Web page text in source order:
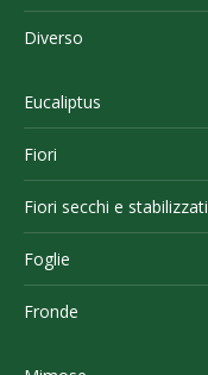
Diverso
Eucaliptus
Fiori
Fiori secchi e stabilizzati
Foglie
Fronde